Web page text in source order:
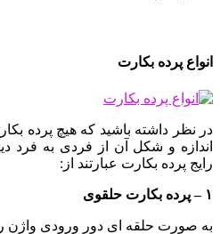
انواع پرده بکارت
در نظر داشته باشید که هیچ پرده
اندازه و شکل آن از فردی به فرد
رایج پرده بکارت عبارتند از:
۱ – پرده بکارت حلقوی
به صورت حلقه ای دور ورودی واژن